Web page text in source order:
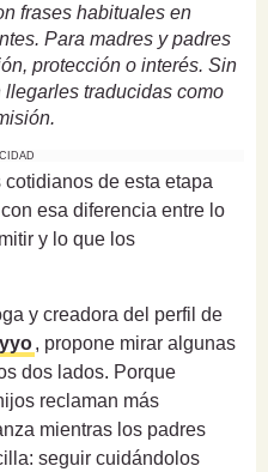
frases habituales en
Para madres y padres
protección o interés. Sin
traducidas como
de esta etapa
esa diferencia entre lo
y lo que los
y creadora del perfil de
, propone mirar algunas
dos lados. Porque
reclaman más
mientras los padres
seguir cuidándolos